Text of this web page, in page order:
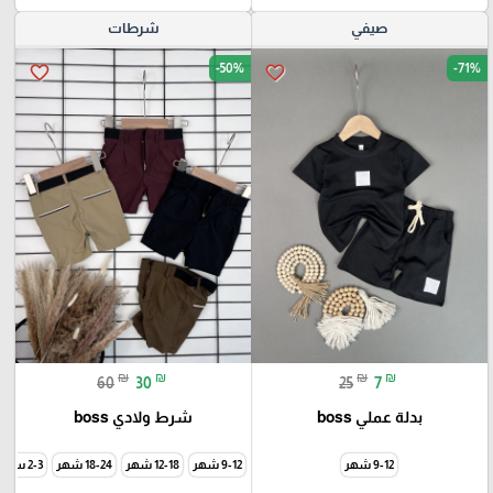
صيفي
favorite_border -71%
25 ₪ 7 ₪
بدلة عملي boss
9-12 شهر
شرطات
favorite_border -50%
60 ₪ 30 ₪
شرط ولادي boss
9-12 شهر 12-18 شهر 18-24 شهر 2-3 سنة